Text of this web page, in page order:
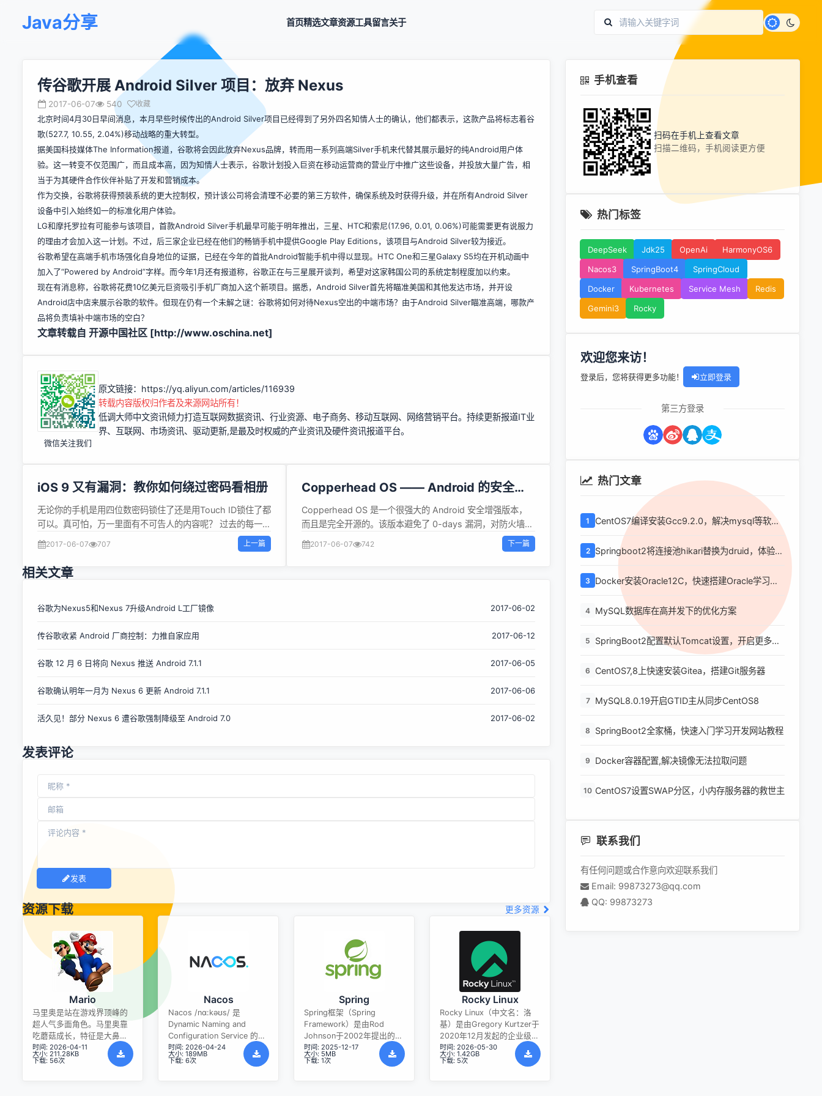
Java分享 首页精选文章资源工具留言关于
传谷歌开展 Android Silver 项目：放弃 Nexus
2017-06-07 540 收藏
北京时间4月30日早间消息，本月早些时候传出的Android Silver项目已经得到了另外四名知情人士的确认，他们都表示，这款产品将标志着谷
歌(527.7, 10.55, 2.04%)移动战略的重大转型。
据美国科技媒体The Information报道，谷歌将会因此放弃Nexus品牌，转而用一系列高端Silver手机来代替其展示最好的纯Android用户体
验。这一转变不仅范围广，而且成本高，因为知情人士表示，谷歌计划投入巨资在移动运营商的营业厅中推广这些设备，并投放大量广告，相
当于为其硬件合作伙伴补贴了开发和营销成本。
作为交换，谷歌将获得预装系统的更大控制权，预计该公司将会清理不必要的第三方软件，确保系统及时获得升级，并在所有Android Silver
设备中引入始终如一的标准化用户体验。
LG和摩托罗拉有可能参与该项目，首款Android Silver手机最早可能于明年推出，三星、HTC和索尼(17.96, 0.01, 0.06%)可能需要更有说服力
的理由才会加入这一计划。不过，后三家企业已经在他们的畅销手机中提供Google Play Editions，该项目与Android Silver较为接近。
谷歌希望在高端手机市场强化自身地位的证据，已经在今年的首批Android智能手机中得以显现。HTC One和三星Galaxy S5均在开机动画中
加入了“Powered by Android”字样。而今年1月还有报道称，谷歌正在与三星展开谈判，希望对这家韩国公司的系统定制程度加以约束。
现在有消息称，谷歌将花费10亿美元巨资吸引手机厂商加入这个新项目。据悉，Android Silver首先将瞄准美国和其他发达市场，并开设
Android店中店来展示谷歌的软件。但现在仍有一个未解之谜：谷歌将如何对待Nexus空出的中端市场？由于Android Silver瞄准高端，哪款产
品将负责填补中端市场的空白？
文章转载自 开源中国社区 [http://www.oschina.net]
微信关注我们
原文链接： https://yq.aliyun.com/articles/116939
转载内容版权归作者及来源网站所有！
低调大师中文资讯倾力打造互联网数据资讯、行业资源、电子商务、移动互联网、网络营销平台。持续更新报道IT业
界、互联网、市场资讯、驱动更新,是最及时权威的产业资讯及硬件资讯报道平台。
iOS 9 又有漏洞：教你如何绕过密码看相册
无论你的手机是用四位数密码锁住了还是用Touch ID锁住了都
可以。真可怕，万一里面有不可告人的内容呢？ 过去的每一年
iOS 更新换代，我们都会见到类似的报告：用户可以在不输入
锁屏密码的前提下访问手机内置软件。这也就意味着，如果是
陌生人拿到了你的手机，里面的照片、联系人 等信息都会毫无
秘密可言。今年的 iOS 9，也逃不过这个“诅咒”。威锋网消
段，就可以绕过密码访问设备上的相册以及联系人，其具体步
（记住，如果连续输错五次，设备都会被暂时锁定） -第五次
的同时长按 Home 键召唤 Siri -由于连续输错五次密码，此时
在 Siri 的回答界面上点击时钟图标，进入“时钟”程序 -点击“时
个地名 -点击搜索栏空白处，召唤出复制/粘贴菜单，然后点击
2017-06-07 707 上一篇
Copperhead OS —— Android 的安全增
强版本！
Copperhead OS 是一个很强大的 Android 安全增强版本，
而且是完全开源的。该版本避免了 0-days 漏洞，对防火墙和
网络进行了加强，最新的安全补丁，预安装的安全应用，核心
的加强（集成 PaX），来自 CyanogenMod 的衍生，不依赖
2017-06-07 742 下一篇
相关文章
谷歌为Nexus5和Nexus 7升级Android L工厂镜像 2017-06-02
传谷歌收紧 Android 厂商控制：力推自家应用 2017-06-12
谷歌 12 月 6 日将向 Nexus 推送 Android 7.1.1 2017-06-05
谷歌确认明年一月为 Nexus 6 更新 Android 7.1.1 2017-06-06
活久见！部分 Nexus 6 遭谷歌强制降级至 Android 7.0 2017-06-02
发表评论
发表
资源下载 更多资源
Mario
马里奥是站在游戏界顶峰的
超人气多面角色。马里奥靠
吃蘑菇成长，特征是大鼻
子、头戴帽子、身穿背带
裤，还留着胡子。与他的双
时间: 2026-04-11
大小: 211.28KB
下载: 56次
Nacos
Nacos /nɑ:kəʊs/ 是
Dynamic Naming and
Configuration Service 的首
字母简称，一个易于构建 AI
Agent 应用的动态服务发
时间: 2026-04-24
大小: 189MB
下载: 6次
Spring
Spring框架（Spring
Framework）是由Rod
Johnson于2002年提出的开
源Java企业级应用框架，旨
在通过使用JavaBean替代传
时间: 2025-12-17
大小: 5MB
下载: 1次
Rocky Linux
Rocky Linux（中文名：洛
基）是由Gregory Kurtzer于
2020年12月发起的企业级
Linux发行版，作为CentOS
稳定版停止维护后与
时间: 2026-05-30
大小: 1.42GB
下载: 5次
手机查看
扫码在手机上查看文章
扫描二维码，手机阅读更方便
热门标签
DeepSeek Jdk25 OpenAi
HarmonyOS6
Nacos3
SpringBoot4
SpringCloud
Docker
Kubernetes Service Mesh
Redis
Gemini3
Rocky
欢迎您来访！
登录后，您将获得更多功能！ 立即登录
第三方登录
热门文章
1
CentOS7编译安装Gcc9.2.0，解决mysql等软件
编译问题
2
Springboot2将连接池hikari替换为druid，体验最
3
Docker安装Oracle12C，快速搭建Oracle学习环
4 MySQL数据库在高并发下的优化方案
5
SpringBoot2配置默认Tomcat设置，开启更多高
6 CentOS7,8上快速安装Gitea，搭建Git服务器
7 MySQL8.0.19开启GTID主从同步CentOS8
8 SpringBoot2全家桶，快速入门学习开发网站教程
9 Docker容器配置,解决镜像无法拉取问题
10 CentOS7设置SWAP分区，小内存服务器的救世主
联系我们
有任何问题或合作意向欢迎联系我们
Email: 99873273@qq.com
QQ: 99873273